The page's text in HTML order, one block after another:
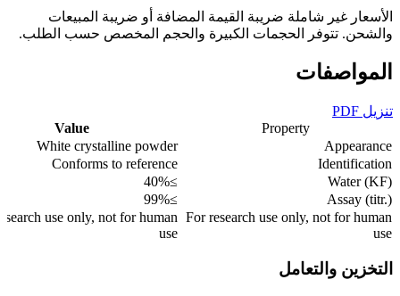
الأسعار غير شاملة ضريبة القيمة المضافة أو ضريبة المبيعات
والشحن. تتوفر الحجمات الكبيرة والحجم المخصص حسب الطلب.
المواصفات
تنزيل PDF
Property
Value
Appearance
White crystalline powder
Identification
Conforms to reference
Water (KF)
≥40%
Assay (titr.)
≥99%
For research use only, not for human
use
use only, not for human
use
التخزين والتعامل